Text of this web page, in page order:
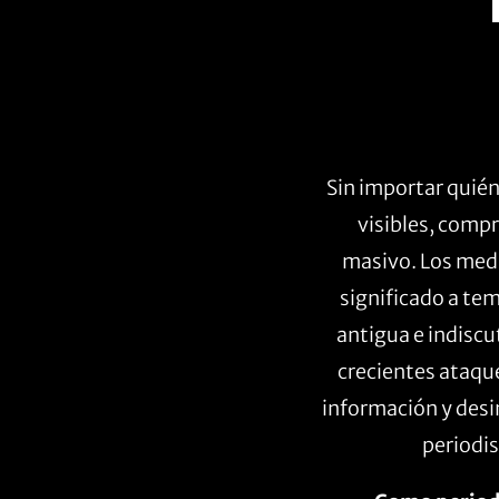
Sin importar
visibles,
masivo. Los
significado a
antigua e
crecientes
información y